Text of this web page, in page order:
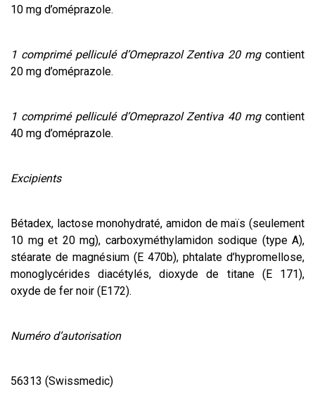
10 mg d’oméprazole.
1 comprimé pelliculé d’Omeprazol Zentiva 20 mgcontient
20 mg d’oméprazole.
1 comprimé pelliculé d’Omeprazol Zentiva 40 mgcontient
40 mg d’oméprazole.
Excipients
Bétadex, lactose monohydraté, amidon de maïs (seulement
10 mg et 20 mg), carboxyméthylamidon sodique (type A),
stéarate de magnésium (E 470b), phtalate d’hypromellose,
monoglycérides diacétylés, dioxyde de titane (E 171),
oxyde de fer noir (E172).
Numéro d’autorisation
56313 (Swissmedic)